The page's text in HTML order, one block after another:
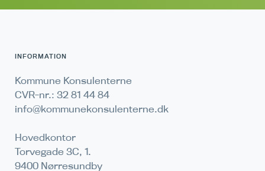
INFORMATION
Kommune Konsulenterne
CVR-nr.: 32 81 44 84
info@kommunekonsulenterne.dk
Hovedkontor
Torvegade 3C, 1.
9400 Nørresundby